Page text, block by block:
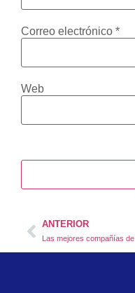
Correo electrónico *
Web
ANTERIOR